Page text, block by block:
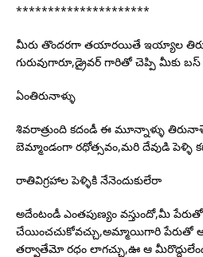
*********************
మీరు తొందరగా తయారయితే ఇయ్యాల
గురువుగారూ,డ్రైవర్ గారితో చెప్పి మీకు
ఏంతిరునాళ్ళు
శివరాత్రుంది కదండీ ఈ మూన్నాళ్ళు
బెమ్మాండంగా రధోత్సవం,మరి దేవుడి పెళ్ళి
రాతివిగ్రహాల పెళ్ళికి నేనెందుకులేరా
అదేంటండీ ఎంతపుణ్యం వస్తుందో,మీ
చేయించచుకోవచ్చు,అమ్మాయిగారి పేరుతో
తర్వాతేమో రధం లాగచ్చు,ఊ ఆ